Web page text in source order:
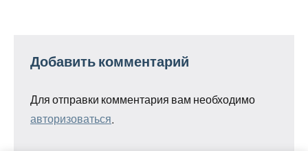
Добавить комментарий
Для отправки комментария вам необходимо
авторизоваться